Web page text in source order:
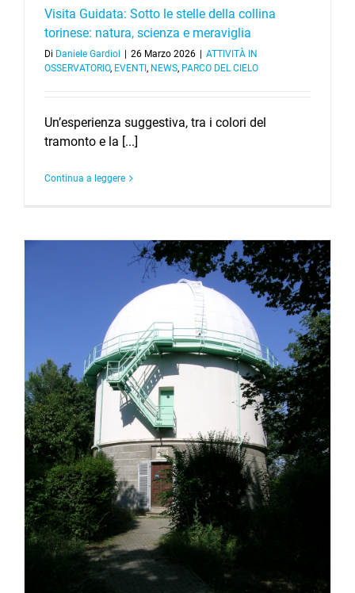
Visita Guidata: Sotto le stelle della collina
torinese: natura, scienza e meraviglia
Di Daniele Gardiol 26 Marzo 2026
ATTIVITÀ IN
OSSERVATORIO, EVENTI , NEWS, PARCO DEL CIELO
Un’esperienza suggestiva, tra i colori del
tramonto e la [...]
Continua a leggere